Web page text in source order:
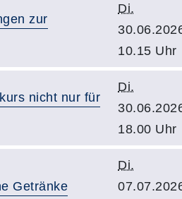
zur
Di.
10.15 Uhr
nicht nur für
Di.
18.00 Uhr
Getränke
Di.